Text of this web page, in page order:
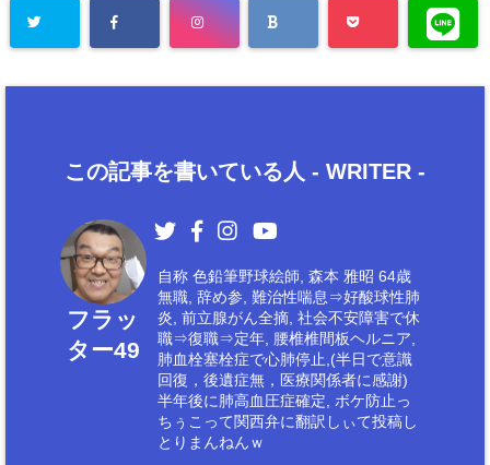
この記事を書いている人 - WRITER -
フラッ
ター49
自称 色鉛筆野球絵師, 森本 雅昭 64歳
無職, 辞め参, 難治性喘息⇒好酸球性肺
炎, 前立腺がん全摘, 社会不安障害で休
職⇒復職⇒定年, 腰椎椎間板ヘルニア,
肺血栓塞栓症で心肺停止,(半日で意識
回復，後遺症無，医療関係者に感謝)
半年後に肺高血圧症確定, ボケ防止っ
ちぅこって関西弁に翻訳しぃて投稿し
とりまんねんｗ